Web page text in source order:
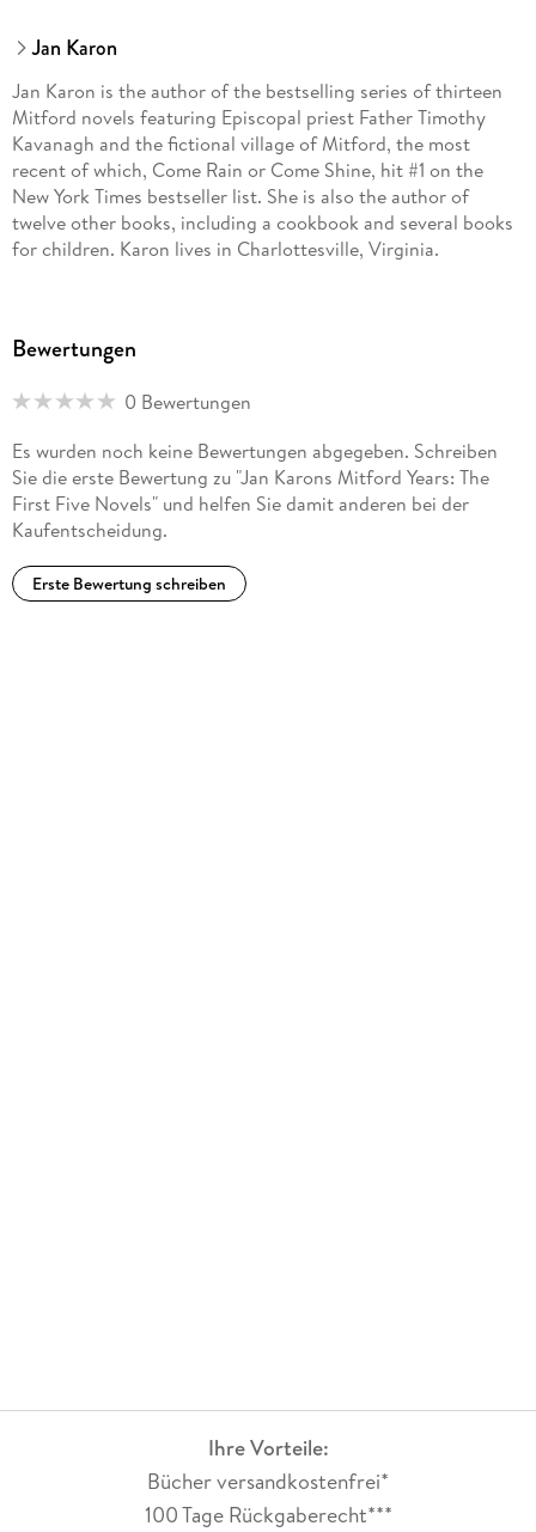
Jan Karon
Jan Karon is the author of the bestselling series of thirteen
Mitford novels featuring Episcopal priest Father Timothy
Kavanagh and the fictional village of Mitford, the most
recent of which, Come Rain or Come Shine, hit #1 on the
New York Times bestseller list. She is also the author of
twelve other books, including a cookbook and several books
for children. Karon lives in Charlottesville, Virginia.
Bewertungen
0 Bewertungen
Es wurden noch keine Bewertungen abgegeben. Schreiben
Sie die erste Bewertung zu "Jan Karons Mitford Years: The
First Five Novels" und helfen Sie damit anderen bei der
Kaufentscheidung.
Erste Bewertung schreiben
Ihre Vorteile:
Bücher versandkostenfrei*
100 Tage Rückgaberecht***